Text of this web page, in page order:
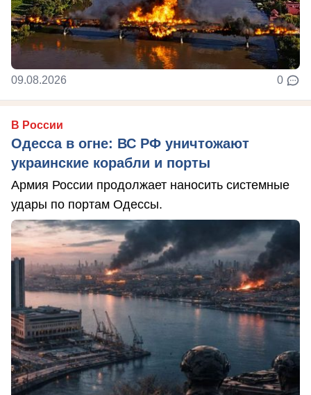
09.08.2026 0
В России
Одесса в огне: ВС РФ уничтожают
украинские корабли и порты
Армия России продолжает наносить системные
удары по портам Одессы.